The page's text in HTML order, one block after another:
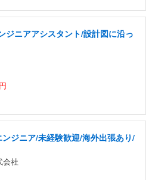
ジニアアシスタント/設計図に沿っ
ンジニア/未経験歓迎/海外出張あり/
会社